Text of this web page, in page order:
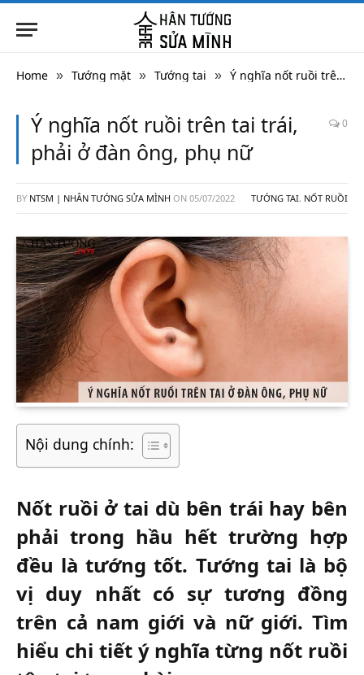
Home » Tướng mặt » Tướng tai » Ý nghĩa nốt ruồi trên tai trái, phải ở đàn ông, phụ nữ
Ý nghĩa nốt ruồi trên tai trái,
phải ở đàn ông, phụ nữ
0
BY NTSM | NHÂN TƯỚNG SỬA MÌNH ON 05/07/2022 TƯỚNG TAI, NỐT RUỒI
Nội dung chính:
Nốt ruồi ở tai dù bên trái hay bên
phải trong hầu hết trường hợp
đều là tướng tốt. Tướng tai là bộ
vị duy nhất có sự tương đồng
trên cả nam giới và nữ giới. Tìm
hiểu chi tiết ý nghĩa từng nốt ruồi